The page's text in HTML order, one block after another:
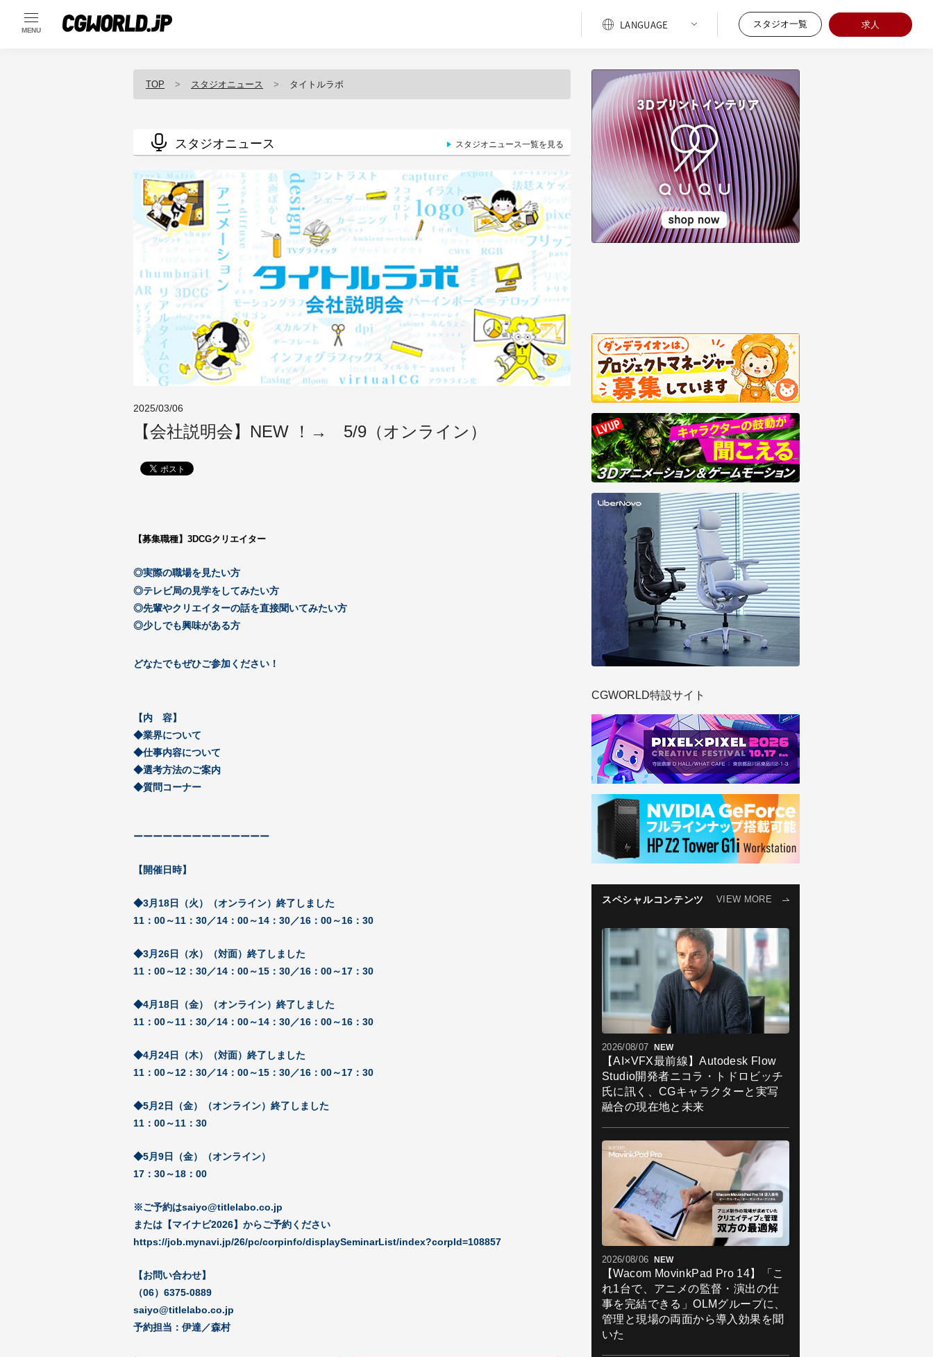
MENU
スタジオ一覧 求人
TOP スタジオニュース タイトルラボ
スタジオニュース スタジオニュース一覧を見る
2025/03/06
【会社説明会】NEW ！→ 5/9（オンライン）
【募集職種】3DCGクリエイター
◎実際の職場を見たい方
◎テレビ局の見学をしてみたい方
◎先輩やクリエイターの話を直接聞いてみたい方
◎少しでも興味がある方
どなたでもぜひご参加ください！
【内 容】
◆業界について
◆仕事内容について
◆選考方法のご案内
◆質問コーナー
ーーーーーーーーーーーーーー
【開催日時】
◆3月18日（火）（オンライン）終了しました
11：00～11：30／14：00～14：30／16：00～16：30
◆3月26日（水）（対面） 終了しました
11：00～12：30／14：00～15：30／16：00～17：30
◆4月18日（金）（オンライン） 終了しました
11：00～11：30／14：00～14：30／16：00～16：30
◆4月24日（木）（対面） 終了しました
11：00～12：30／14：00～15：30／16：00～17：30
◆5月2日（金）（オンライン） 終了しました
11：00～11：30
◆5月9日（金）（オンライン）
17：30～18：00
※ご予約はsaiyo@titlelabo.co.jp
または【マイナビ2026】からご予約ください
https://job.mynavi.jp/26/pc/corpinfo/displaySeminarList/index?corpId=108857
【お問い合わせ】
（06）6375-0889
saiyo@titlelabo.co.jp
予約担当：伊達／森村
CGWORLD特設サイト
スペシャルコンテンツ VIEW MORE
2026/08/07 NEW
【AI×VFX最前線】Autodesk Flow
Studio開発者ニコラ・トドロビッチ
氏に訊く、CGキャラクターと実写
融合の現在地と未来
2026/08/06 NEW
【Wacom MovinkPad Pro 14】「こ
れ1台で、アニメの監督・演出の仕
事を完結できる」OLMグループに、
管理と現場の両面から導入効果を聞
いた